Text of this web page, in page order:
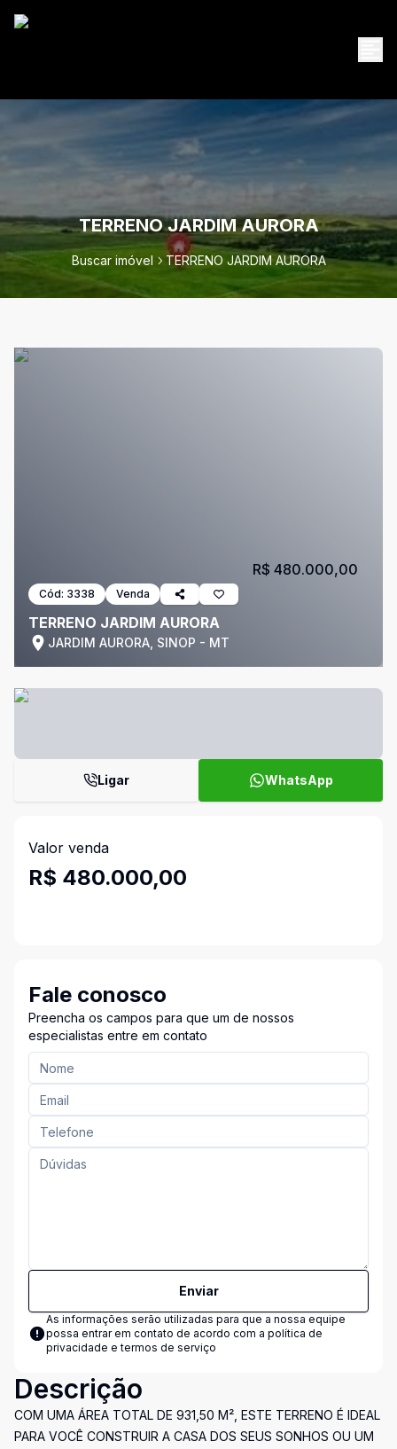
TERRENO JARDIM AURORA
Buscar imóvel TERRENO JARDIM AURORA
Cód: 3338 Venda
TERRENO JARDIM AURORA
JARDIM AURORA, SINOP - MT
R$ 480.000,00
Ligar WhatsApp
Valor venda
R$ 480.000,00
Fale conosco
Preencha os campos para que um de nossos
especialistas entre em contato
Enviar
As informações serão utilizadas para que a nossa equipe
possa entrar em contato de acordo com a política de
privacidade e termos de serviço
Descrição
COM UMA ÁREA TOTAL DE 931,50 M², ESTE TERRENO É IDEAL
PARA VOCÊ CONSTRUIR A CASA DOS SEUS SONHOS OU UM